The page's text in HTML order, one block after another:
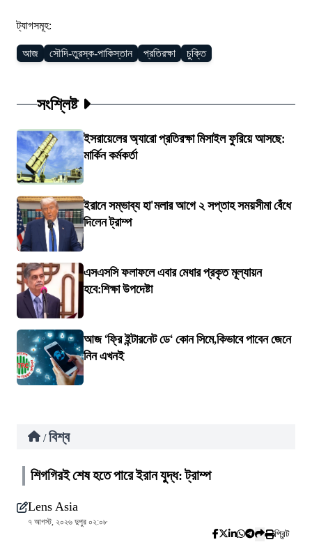
ট্যাগসমূহ:
আজ সৌদি-তুরস্ক-পাকিস্তান প্রতিরক্ষা চুক্তি
সংশ্লিষ্ট
ইসরায়েলের অ্যারো প্রতিরক্ষা মিসাইল ফুরিয়ে আসছে:
মার্কিন কর্মকর্তা
ইরানে সম্ভাব্য হা'মলার আগে ২ সপ্তাহ সময়সীমা বেঁধে
দিলেন ট্রাম্প
এসএসসি ফলাফলে এবার মেধার প্রকৃত মূল্যায়ন
হবে:শিক্ষা উপদেষ্টা
আজ ‘ফ্রি ইন্টারনেট ডে‘ কোন সিমে,কিভাবে পাবেন জেনে
নিন এখনই
/ বিশ্ব
শিগগিরই শেষ হতে পারে ইরান যুদ্ধ: ট্রাম্প
Lens Asia
৭ আগস্ট, ২০২৬ দুপুর ০২:০৮
প্রিন্ট